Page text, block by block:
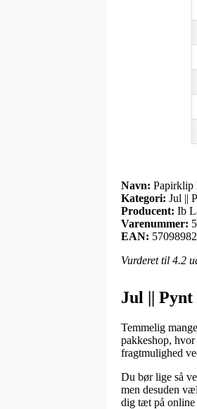
Navn: Papirklip
Kategori: Jul ||
Producent: Ib
Varenummer:
EAN:
Vurderet til 4.2
Jul ||
Temmelig
pakkeshop,
fragtmulighed
Du bør lige så
men desuden
dig tæt på online